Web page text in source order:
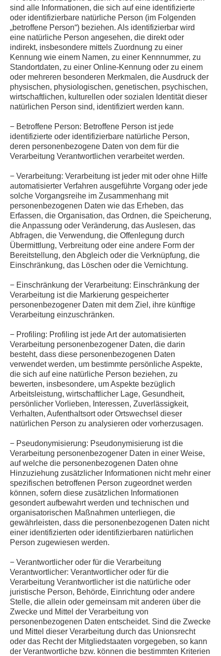
sind alle Informationen, die sich auf eine identifizierte
oder identifizierbare natürliche Person (im Folgenden
„betroffene Person“) beziehen. Als identifizierbar wird
eine natürliche Person angesehen, die direkt oder
indirekt, insbesondere mittels Zuordnung zu einer
Kennung wie einem Namen, zu einer Kennnummer, zu
Standortdaten, zu einer Online-Kennung oder zu einem
oder mehreren besonderen Merkmalen, die Ausdruck der
physischen, physiologischen, genetischen, psychischen,
wirtschaftlichen, kulturellen oder sozialen Identität dieser
natürlichen Person sind, identifiziert werden kann.
− Betroffene Person: Betroffene Person ist jede
identifizierte oder identifizierbare natürliche Person,
deren personenbezogene Daten von dem für die
Verarbeitung Verantwortlichen verarbeitet werden.
− Verarbeitung: Verarbeitung ist jeder mit oder ohne Hilfe
automatisierter Verfahren ausgeführte Vorgang oder jede
solche Vorgangsreihe im Zusammenhang mit
personenbezogenen Daten wie das Erheben, das
Erfassen, die Organisation, das Ordnen, die Speicherung,
die Anpassung oder Veränderung, das Auslesen, das
Abfragen, die Verwendung, die Offenlegung durch
Übermittlung, Verbreitung oder eine andere Form der
Bereitstellung, den Abgleich oder die Verknüpfung, die
Einschränkung, das Löschen oder die Vernichtung.
− Einschränkung der Verarbeitung: Einschränkung der
Verarbeitung ist die Markierung gespeicherter
personenbezogener Daten mit dem Ziel, ihre künftige
Verarbeitung einzuschränken.
− Profiling: Profiling ist jede Art der automatisierten
Verarbeitung personenbezogener Daten, die darin
besteht, dass diese personenbezogenen Daten
verwendet werden, um bestimmte persönliche Aspekte,
die sich auf eine natürliche Person beziehen, zu
bewerten, insbesondere, um Aspekte bezüglich
Arbeitsleistung, wirtschaftlicher Lage, Gesundheit,
persönlicher Vorlieben, Interessen, Zuverlässigkeit,
Verhalten, Aufenthaltsort oder Ortswechsel dieser
natürlichen Person zu analysieren oder vorherzusagen.
− Pseudonymisierung: Pseudonymisierung ist die
Verarbeitung personenbezogener Daten in einer Weise,
auf welche die personenbezogenen Daten ohne
Hinzuziehung zusätzlicher Informationen nicht mehr einer
spezifischen betroffenen Person zugeordnet werden
können, sofern diese zusätzlichen Informationen
gesondert aufbewahrt werden und technischen und
organisatorischen Maßnahmen unterliegen, die
gewährleisten, dass die personenbezogenen Daten nicht
einer identifizierten oder identifizierbaren natürlichen
Person zugewiesen werden.
− Verantwortlicher oder für die Verarbeitung
Verantwortlicher: Verantwortlicher oder für die
Verarbeitung Verantwortlicher ist die natürliche oder
juristische Person, Behörde, Einrichtung oder andere
Stelle, die allein oder gemeinsam mit anderen über die
Zwecke und Mittel der Verarbeitung von
personenbezogenen Daten entscheidet. Sind die Zwecke
und Mittel dieser Verarbeitung durch das Unionsrecht
oder das Recht der Mitgliedstaaten vorgegeben, so kann
der Verantwortliche bzw. können die bestimmten Kriterien